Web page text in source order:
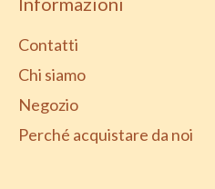
Contatti
Chi siamo
Negozio
Perché acquistare da noi